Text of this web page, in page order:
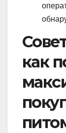
как